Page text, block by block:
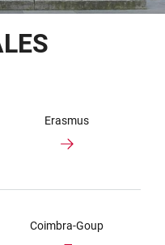
Erasmus
Coimbra-Goup